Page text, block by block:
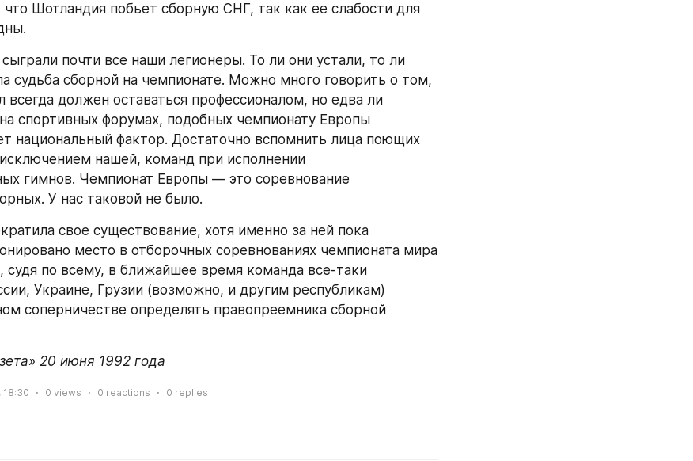
что Шотландия побьет сборную СНГ, так как ее слабости для
почти все наши легионеры. То ли они устали, то ли
судьба сборной на чемпионате. Можно много говорить о том,
всегда должен оставаться профессионалом, но едва ли
спортивных форумах, подобных чемпионату Европы
национальный фактор. Достаточно вспомнить лица поющих
исключением нашей, команд при исполнении
гимнов. Чемпионат Европы — это соревнование
У нас таковой не было.
свое существование, хотя именно за ней пока
место в отборочных соревнованиях чемпионата мира
судя по всему, в ближайшее время команда все-таки
Украине, Грузии (возможно, и другим республикам)
соперничестве определять правопреемника сборной
20 июня 1992 года
18:30 0 views 0 reactions 0 replies